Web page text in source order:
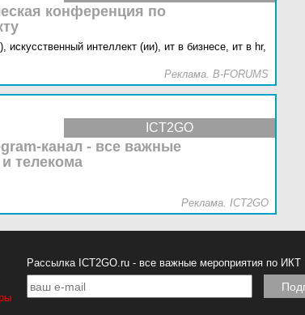
конференция по
искусственный интеллект (ии), ит в бизнесе, ит в hr,
Реклама. B-FORUMS
ICT2GO
канал - все важные
телекома
Реклама. ICT2GO
Рассылка ICT2GO.ru - все важные мероприятия по ИКТ